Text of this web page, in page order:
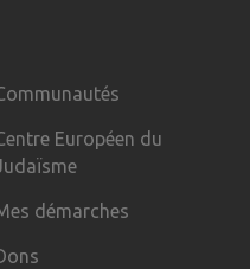
Européen du
démarches